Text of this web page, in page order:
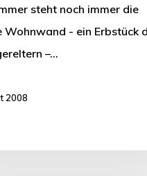
steht noch immer die
Wohnwand - ein Erbstück
–…
2008